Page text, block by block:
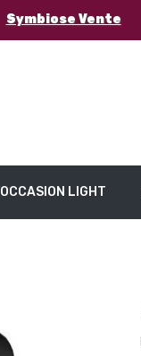
Symbiose Vente
OCCASION LIGHT